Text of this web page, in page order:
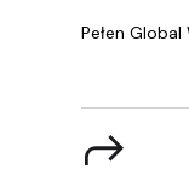
Pełen